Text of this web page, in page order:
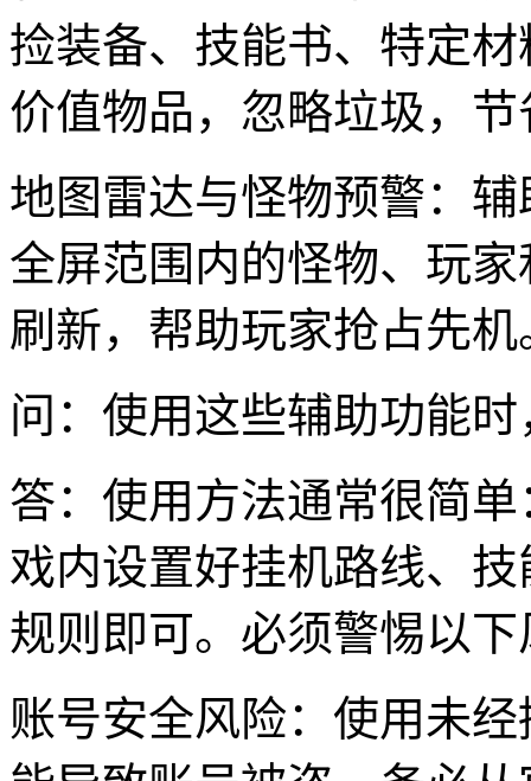
捡装备、技能书、特定
价值物品，忽略垃圾，
地图雷达与怪物预警：
全屏范围内的怪物、玩家
刷新，帮助玩家抢占先机
问：使用这些辅助功能
答：使用方法通常很简
戏内设置好挂机路线、
规则即可。必须警惕以下
账号安全风险：使用未